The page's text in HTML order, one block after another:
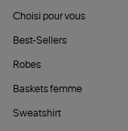
Choisi pour vous
Best-Sellers
Robes
Baskets femme
Sweatshirt